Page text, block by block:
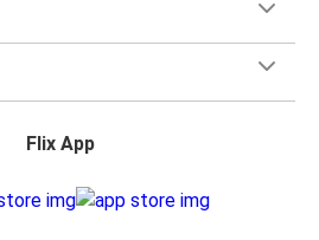
Flix App